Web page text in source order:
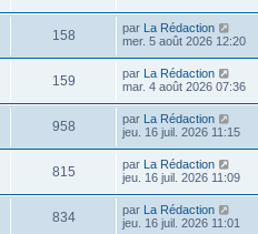
158 par La Rédaction
mer. 5 août 2026 12:20
159 par La Rédaction
mar. 4 août 2026 07:36
958 par La Rédaction
jeu. 16 juil. 2026 11:15
815 par La Rédaction
jeu. 16 juil. 2026 11:09
834 par La Rédaction
jeu. 16 juil. 2026 11:01